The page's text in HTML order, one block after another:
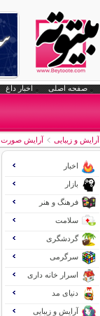
صفحه اصلی اخبار داغ
آرایش و زیبایی آرایش صورت
اخبار
بازار
فرهنگ و هنر
سلامت
گردشگری
سرگرمی
اسرار خانه داری
دنیای مد
آرایش و زیبایی